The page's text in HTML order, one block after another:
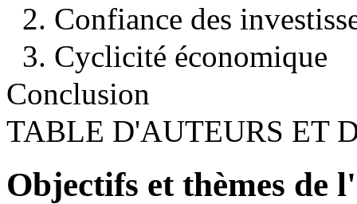
2. Confiance des
3. Cyclicité économique
Conclusion
TABLE D'AUTEURS ET
Objectifs et thèmes de